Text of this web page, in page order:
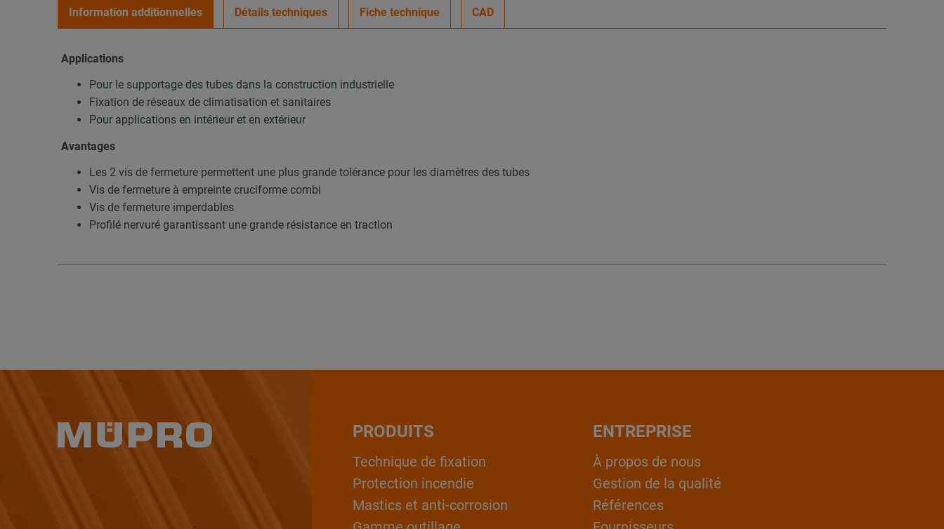
Information additionnelles Détails techniques Fiche technique CAD
Applications
Pour le supportage des tubes dans la construction industrielle
Fixation de réseaux de climatisation et sanitaires
Pour applications en intérieur et en extérieur
Avantages
Les 2 vis de fermeture permettent une plus grande tolérance pour les diamètres des tubes
Vis de fermeture à empreinte cruciforme combi
Vis de fermeture imperdables
Profilé nervuré garantissant une grande résistance en traction
PRODUITS
Technique de fixation
Protection incendie
Mastics et anti-corrosion
ENTREPRISE
À propos de nous
Gestion de la qualité
Références